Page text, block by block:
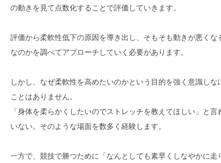
の動きを見て点数化することで評価していきます。
評価から柔軟性低下の原因を導き出し、そもそも動きが悪く
なのかを調べてアプローチしていく必要があります。
しかし、なぜ柔軟性を高めたいのかという目的を強く意識し
ことはありません。
「身体を柔らかくしたいのでストレッチを教えてほしい」と
いない。そのような場面を数多く経験します。
一方で、競技で勝つために「なんとしても素早くしなやかに